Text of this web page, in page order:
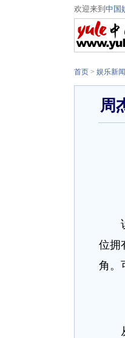
欢迎来到 中国
首页 > 娱乐新闻
周
说
位拥
角。
从